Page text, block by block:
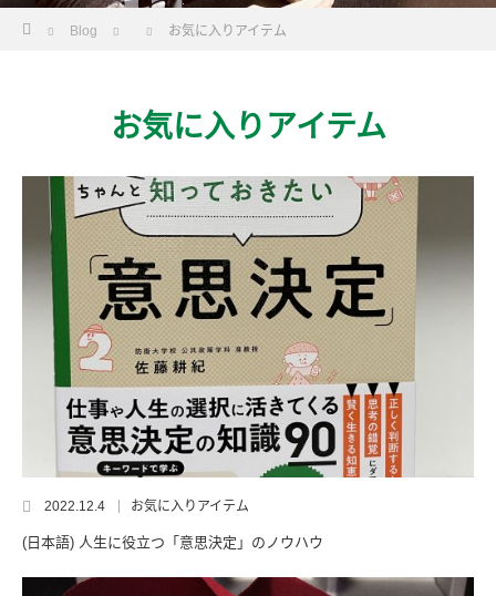
Blog お気に入りアイテム
お気に入りアイテム
2022.12.4 お気に入りアイテム
(日本語) 人生に役立つ「意思決定」のノウハウ